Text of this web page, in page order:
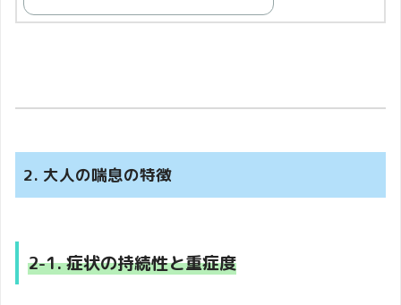
2. 大人の喘息の特徴
2-1. 症状の持続性と重症度